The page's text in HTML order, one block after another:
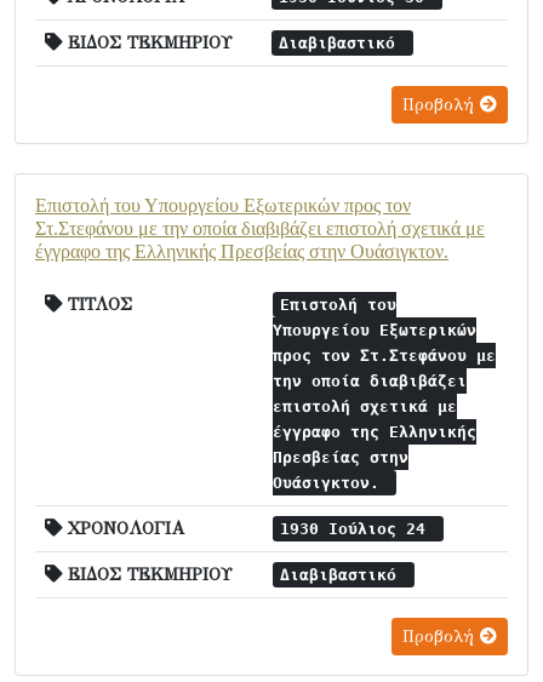
ΕΙΔΟΣ ΤΕΚΜΗΡΙΟΥ Διαβιβαστικό
Προβολή
Επιστολή του Υπουργείου Εξωτερικών προς τον
Στ.Στεφάνου με την οποία διαβιβάζει επιστολή σχετικά με
έγγραφο της Ελληνικής Πρεσβείας στην Ουάσιγκτον.
ΤΙΤΛΟΣ
Επιστολή του
Υπουργείου Εξωτερικών
προς τον Στ.Στεφάνου με
την οποία διαβιβάζει
επιστολή σχετικά με
έγγραφο της Ελληνικής
Πρεσβείας στην
Ουάσιγκτον.
ΧΡΟΝΟΛΟΓΙΑ 1930 Ιούλιος 24
ΕΙΔΟΣ ΤΕΚΜΗΡΙΟΥ Διαβιβαστικό
Προβολή